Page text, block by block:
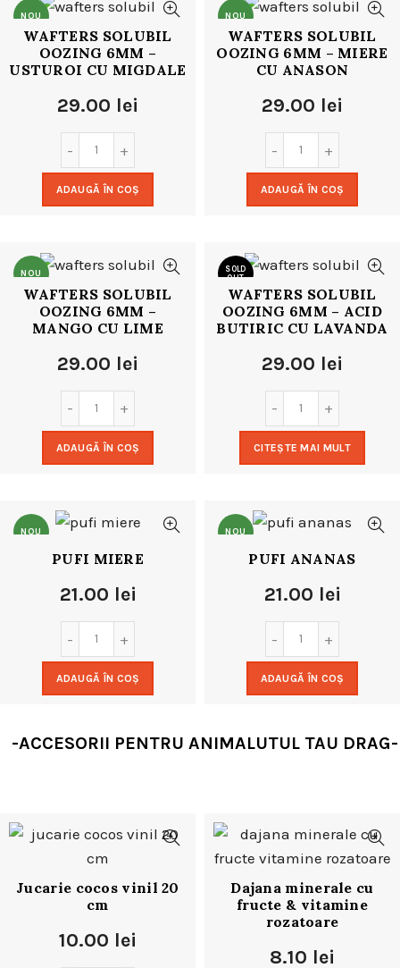
NOU
WAFTERS SOLUBIL
OOZING 6MM –
USTUROI CU MIGDALE
29.00 lei
ADAUGĂ ÎN COȘ
NOU
WAFTERS SOLUBIL
OOZING 6MM – MIERE
CU ANASON
29.00 lei
ADAUGĂ ÎN COȘ
NOU
WAFTERS SOLUBIL
OOZING 6MM –
MANGO CU LIME
29.00 lei
ADAUGĂ ÎN COȘ
SOLD
OUT
NOU
WAFTERS SOLUBIL
OOZING 6MM – ACID
BUTIRIC CU LAVANDA
29.00 lei
CITEȘTE MAI MULT
NOU
PUFI MIERE
21.00 lei
ADAUGĂ ÎN COȘ
NOU
PUFI ANANAS
21.00 lei
ADAUGĂ ÎN COȘ
-ACCESORII PENTRU ANIMALUTUL TAU DRAG-
Jucarie cocos vinil 20
cm
10.00 lei
Dajana minerale cu
fructe & vitamine
rozatoare
8.10 lei